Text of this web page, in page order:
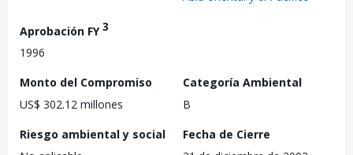
Aprobación FY3
1996
Monto del Compromiso
US$ 302.12 millones
Categoría Ambiental
B
Riesgo ambiental y social
Fecha de Cierre